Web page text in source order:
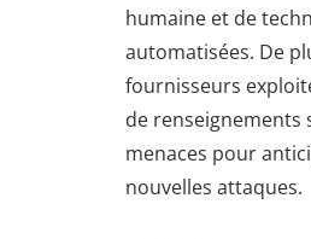
humaine et de
automatisées. De
fournisseurs
de renseignements
menaces pour
nouvelles attaques.